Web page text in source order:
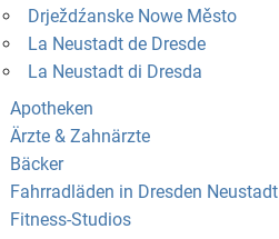
Drježdźanske Nowe Město
La Neustadt de Dresde
La Neustadt di Dresda
Apotheken
Ärzte & Zahnärzte
Bäcker
Fahrradläden in Dresden Neustadt
Fitness-Studios